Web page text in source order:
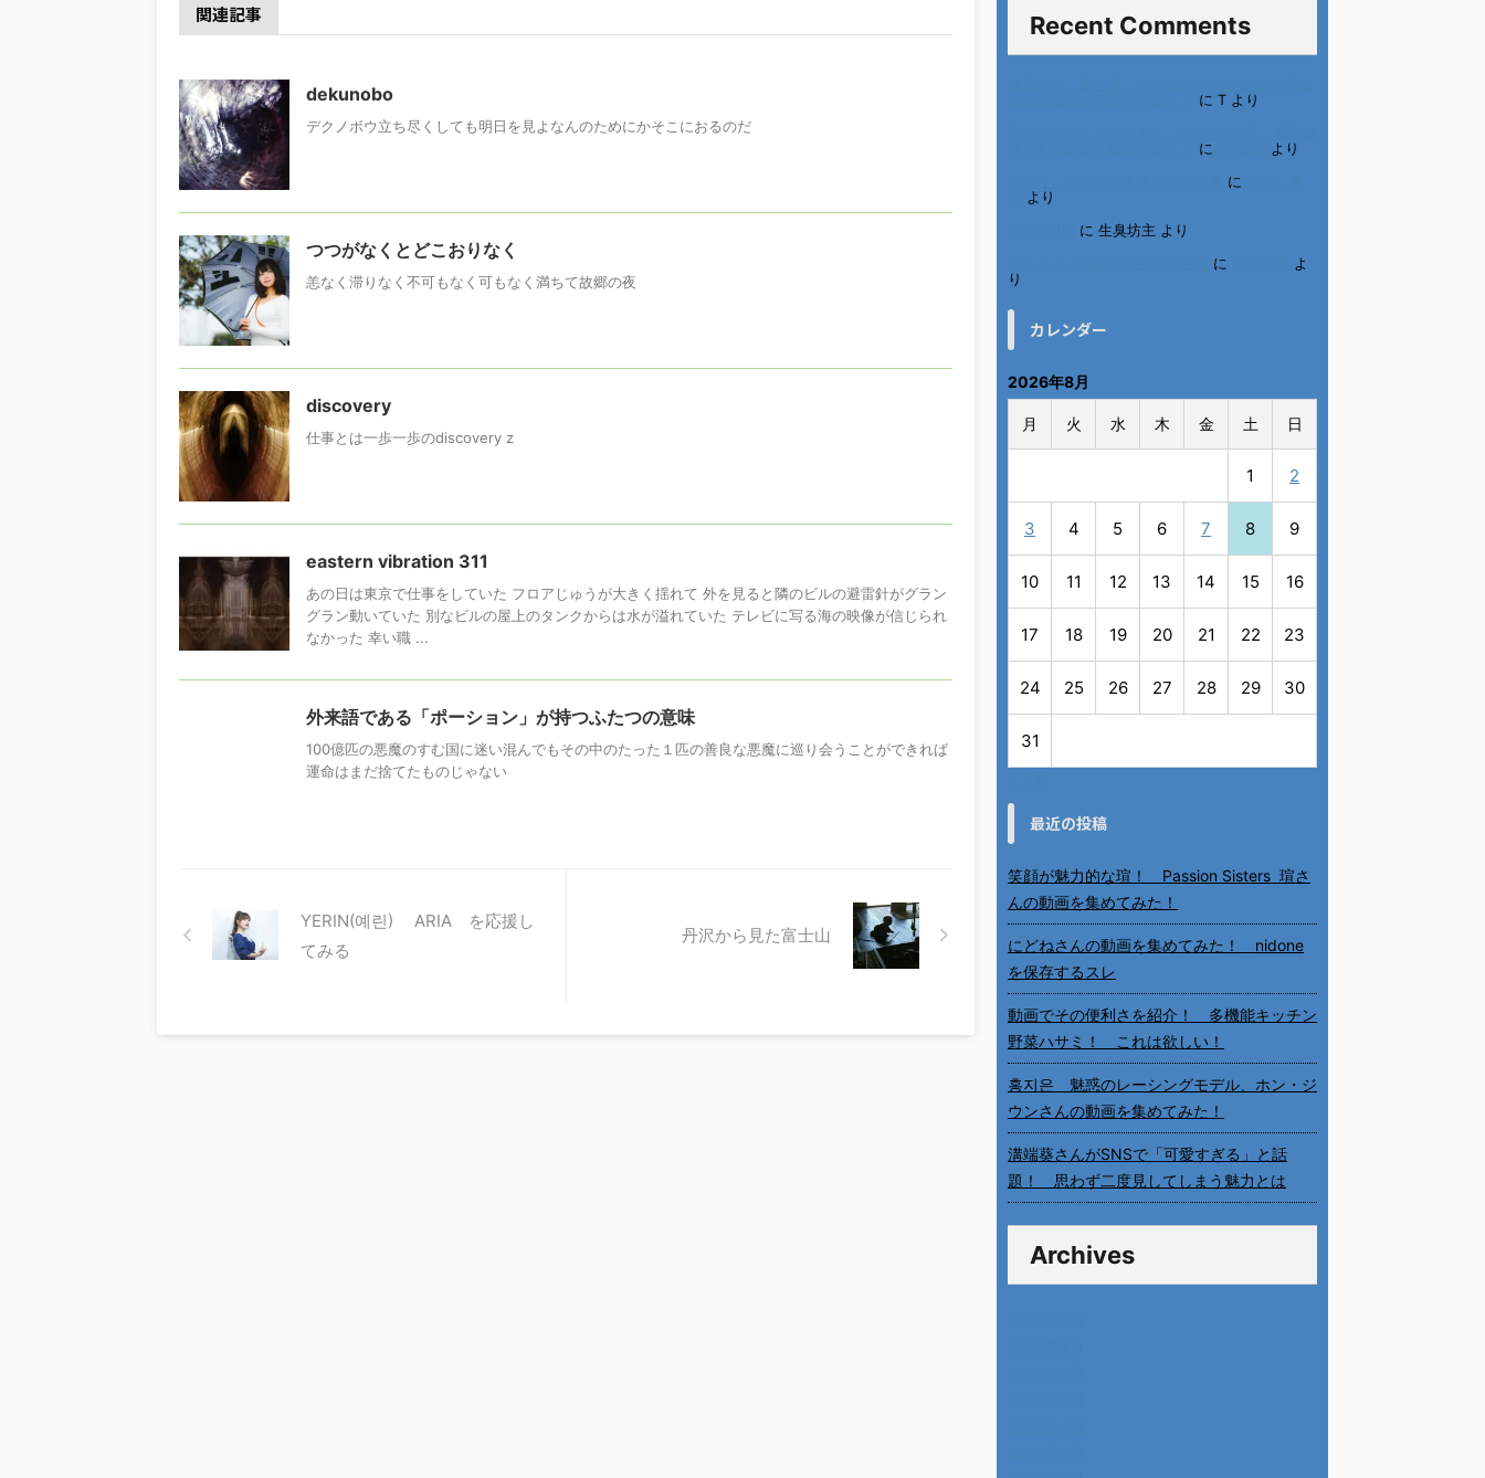
関連記事
dekunobo
デクノボウ立ち尽くしても明日を見よなんのためにかそこにおるのだ
つつがなくとどこおりなく
恙なく滞りなく不可もなく可もなく満ちて故郷の夜
discovery
仕事とは一歩一歩のdiscovery z
eastern vibration 311
あの日は東京で仕事をしていた フロアじゅうが大きく揺れて 外を見ると隣のビルの避雷針がグラン
グラン動いていた 別なビルの屋上のタンクからは水が溢れていた テレビに写る海の映像が信じられ
なかった 幸い職 ...
外来語である「ポーション」が持つふたつの意味
100億匹の悪魔のすむ国に迷い混んでもその中のたった１匹の善良な悪魔に巡り会うことができれば
運命はまだ捨てたものじゃない
YERIN(예린) ARIA を応援し
てみる
丹沢から見た富士山
Recent Comments
に T より
に
より
に
より
に 生臭坊主 より
に
よ
り
カレンダー
2026年8月
月 火 水 木 金 土 日
1 2
3 4 5 6 7 8 9
10 11 12 13 14 15 16
17 18 19 20 21 22 23
24 25 26 27 28 29 30
31
最近の投稿
笑顔が魅力的な瑄！ Passion Sisters 瑄さ
んの動画を集めてみた！
にどねさんの動画を集めてみた！ nidone
を保存するスレ
動画でその便利さを紹介！ 多機能キッチン
野菜ハサミ！ これは欲しい！
홍지은 魅惑のレーシングモデル、ホン・ジ
ウンさんの動画を集めてみた！
溝端葵さんがSNSで「可愛すぎる」と話
題！ 思わず二度見してしまう魅力とは
Archives